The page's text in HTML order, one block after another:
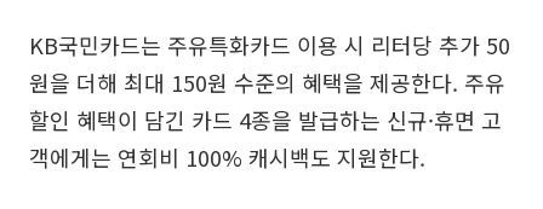
KB국민카드는 주유특화카드 이용 시 리터당 추가 50
원을 더해 최대 150원 수준의 혜택을 제공한다. 주유
할인 혜택이 담긴 카드 4종을 발급하는 신규·휴면 고
객에게는 연회비 100% 캐시백도 지원한다.